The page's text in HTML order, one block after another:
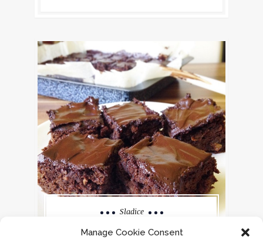
Manage Cookie Consent
Sladice
ROŽIČEVO PECIVO